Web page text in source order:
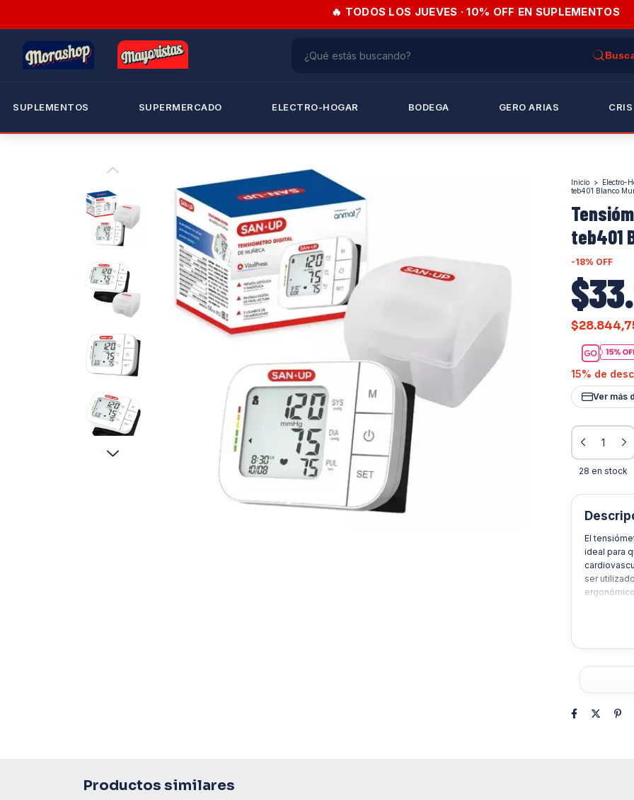
🔥 TODOS LOS JUEVES · 10% OFF EN SUPLEMENTOS
SUPLEMENTOS SUPERMERCADO ELECTRO-HOGAR BODEGA GERO ARIAS
Inicio > Electro-
teb401 Blanco
teb401
-18% OFF
15% de
Ver más
28 en stock
El
ideal para
ser
usuarios,
garantiza
Productos similares